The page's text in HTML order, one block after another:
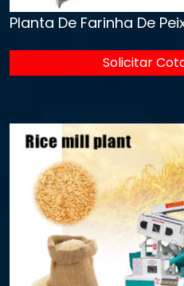
Planta De Farinha De
Solicitar